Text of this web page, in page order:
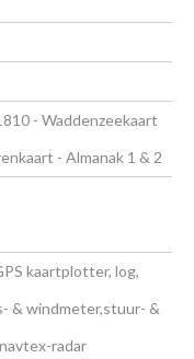
- Waddenzeekaart
- Almanak 1 & 2
kaartplotter, log,
& windmeter,stuur- &
radar